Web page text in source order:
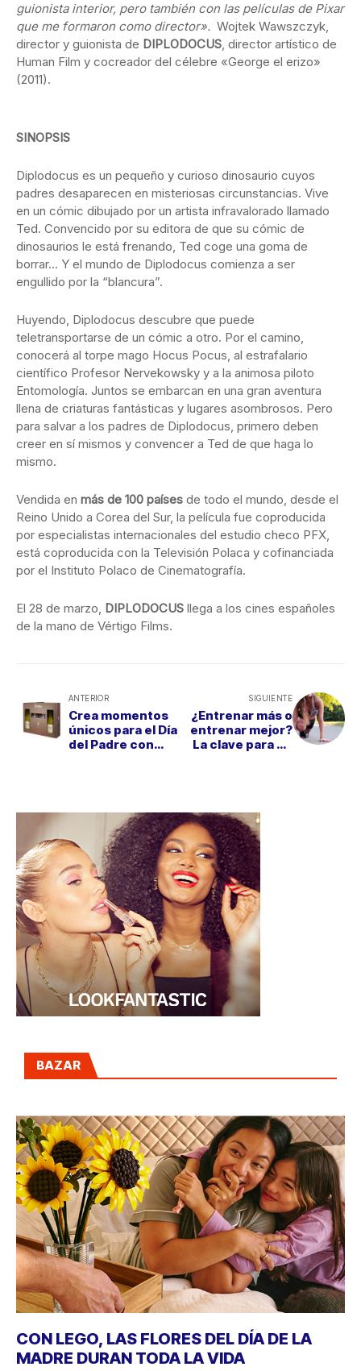
guionista interior, pero también con las películas de Pixar
que me formaron como director». Wojtek Wawszczyk,
director y guionista de DIPLODOCUS, director artístico de
Human Film y cocreador del célebre «George el erizo»
(2011).
SINOPSIS
Diplodocus es un pequeño y curioso dinosaurio cuyos
padres desaparecen en misteriosas circunstancias. Vive
en un cómic dibujado por un artista infravalorado llamado
Ted. Convencido por su editora de que su cómic de
dinosaurios le está frenando, Ted coge una goma de
borrar… Y el mundo de Diplodocus comienza a ser
engullido por la “blancura”.
Huyendo, Diplodocus descubre que puede
teletransportarse de un cómic a otro. Por el camino,
conocerá al torpe mago Hocus Pocus, al estrafalario
científico Profesor Nervekowsky y a la animosa piloto
Entomología. Juntos se embarcan en una gran aventura
llena de criaturas fantásticas y lugares asombrosos. Pero
para salvar a los padres de Diplodocus, primero deben
creer en sí mismos y convencer a Ted de que haga lo
mismo.
Vendida en más de 100 países de todo el mundo, desde el
Reino Unido a Corea del Sur, la película fue coproducida
por especialistas internacionales del estudio checo PFX,
está coproducida con la Televisión Polaca y cofinanciada
por el Instituto Polaco de Cinematografía.
El 28 de marzo, DIPLODOCUS llega a los cines españoles
de la mano de Vértigo Films.
ANTERIOR
Crea momentos
únicos para el Día
del Padre con
SIGUIENTE
¿Entrenar más o
entrenar mejor?
La clave para un
BAZAR
CON LEGO, LAS FLORES DEL DÍA DE LA
MADRE DURAN TODA LA VIDA